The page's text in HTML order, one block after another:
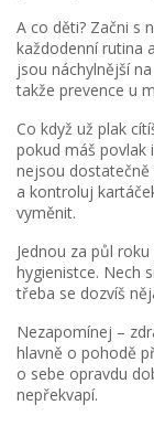
A co děti? Začni s
každodenní rutina
jsou náchylnější
takže prevence u
Co když už plak
pokud máš povlak
nejsou dostatečně
a kontroluj
vyměnit.
Jednou za půl
hygienistce. Nech
třeba se dozvíš
Nezapomínej –
hlavně o pohodě
o sebe opravdu
nepřekvapí.